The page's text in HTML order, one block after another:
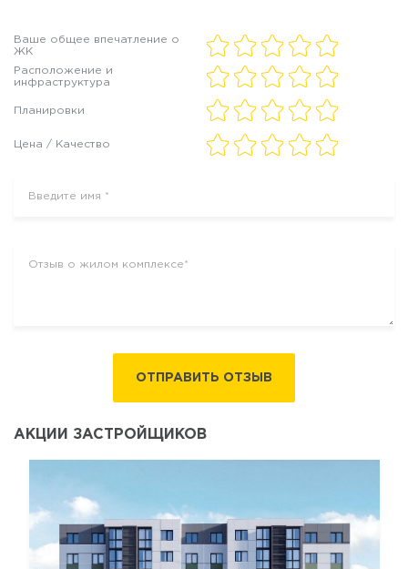
Ваше общее впечатление о
ЖК
Расположение и
инфраструктура
Планировки
Цена / Качество
ОТПРАВИТЬ ОТЗЫВ
АКЦИИ ЗАСТРОЙЩИКОВ